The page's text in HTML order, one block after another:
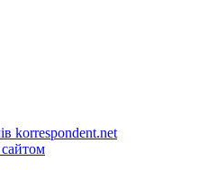
korrespondent.net